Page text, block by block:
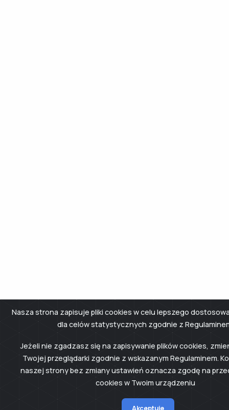
Nasza strona zapisuje pliki cookies w celu lepszego
dla celów statystycznych zgodnie z
Jeżeli nie zgadzasz się na zapisywanie plików cookies,
Twojej przeglądarki zgodnie z wskazanym Regulaminem.
naszej strony bez zmiany ustawień oznacza zgodę na
cookies w Twoim urządzeniu